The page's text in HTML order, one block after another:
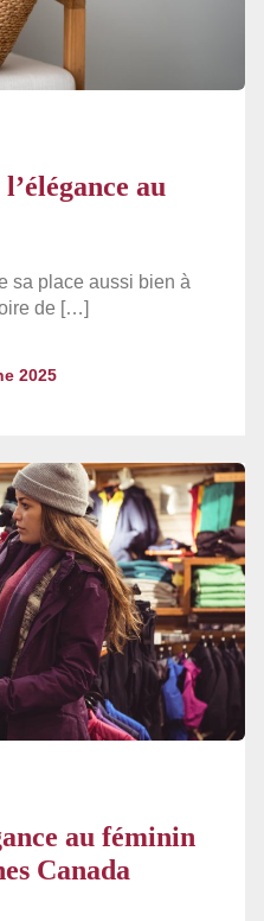
au
sa place aussi bien à
de […]
2025
au féminin
Canada